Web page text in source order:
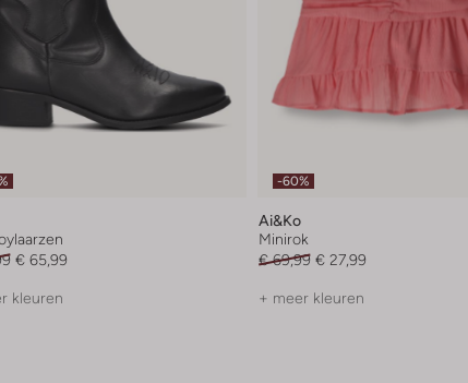
€ 65,99
kleuren
-60%
Ai&ko
Minirok
€ 69,99 € 27,99
+ meer kleuren